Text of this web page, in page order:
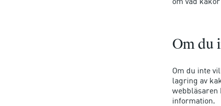
Om du
Om du inte
lagring av
webbläsaren
information.